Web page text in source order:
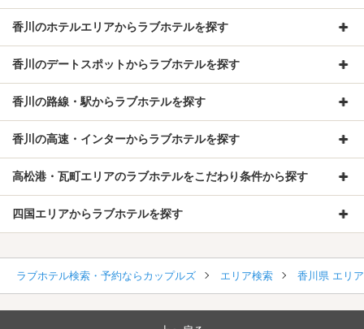
香川のホテルエリアからラブホテルを探す
香川のデートスポットからラブホテルを探す
香川の路線・駅からラブホテルを探す
香川の高速・インターからラブホテルを探す
高松港・瓦町エリアのラブホテルをこだわり条件から探す
四国エリアからラブホテルを探す
ラブホテル検索・予約ならカップルズ エリア検索 香川県 エリ